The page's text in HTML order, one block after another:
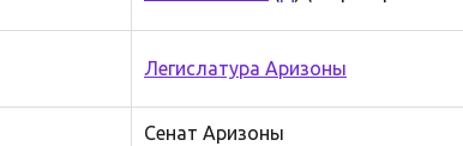
Легислатура Аризоны
Сенат Аризоны